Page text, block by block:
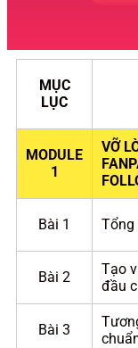
MỤC
LỤC
MODULE
1
VỠ
Bài 1 Tổng
Bài 2
Tạo
đầu
Bài 3